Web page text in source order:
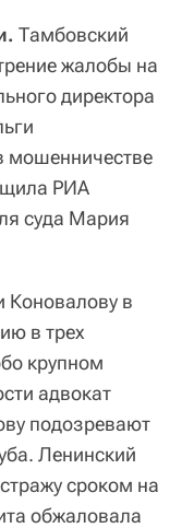
Тамбовский
жалобы на
директора
мошенничестве
РИА
суда Мария
Коновалову в
в трех
крупном
адвокат
подозревают
Ленинский
сроком на
обжаловала